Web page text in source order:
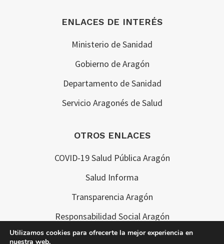
ENLACES DE INTERÉS
Ministerio de Sanidad
Gobierno de Aragón
Departamento de Sanidad
Servicio Aragonés de Salud
OTROS ENLACES
COVID-19 Salud Pública Aragón
Salud Informa
Transparencia Aragón
Responsabilidad Social Aragón
Utilizamos cookies para ofrecerte la mejor experiencia en
nuestra web.